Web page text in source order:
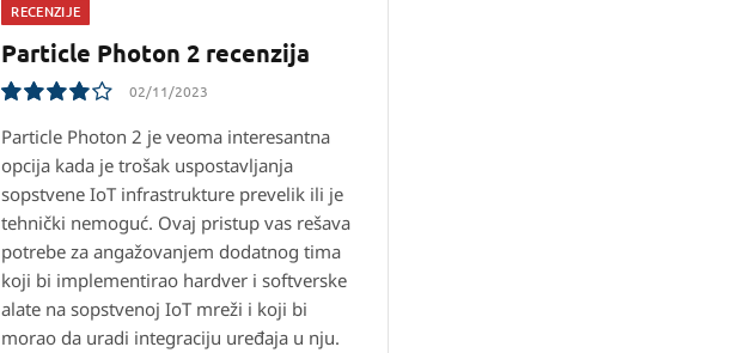
RECENZIJE
Particle Photon 2 recenzija
8.1
02/11/2023
Particle Photon 2 je veoma interesantna
opcija kada je trošak uspostavljanja
sopstvene IoT infrastrukture prevelik ili je
tehnički nemoguć. Ovaj pristup vas rešava
potrebe za angažovanjem dodatnog tima
koji bi implementirao hardver i softverske
alate na sopstvenoj IoT mreži i koji bi
morao da uradi integraciju uređaja u nju.